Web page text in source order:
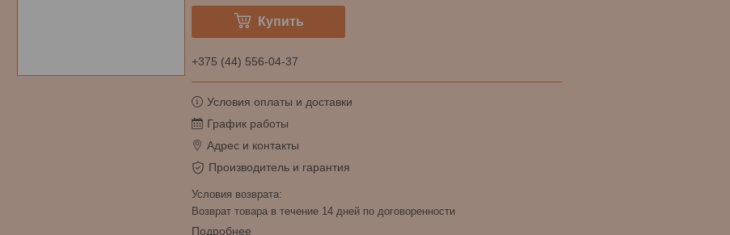
Купить
+375 (44) 556-04-37
Условия оплаты и доставки
График работы
Адрес и контакты
Производитель и гарантия
возврат товара в течение 14 дней по договоренности
Подробнее